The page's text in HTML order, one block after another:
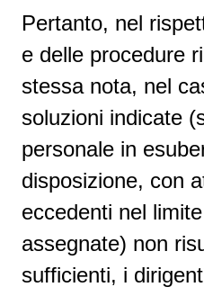
Pertanto, nel
e delle procedure
stessa nota, nel
soluzioni indicate
personale in
disposizione, con
eccedenti nel
assegnate) non
sufficienti, i